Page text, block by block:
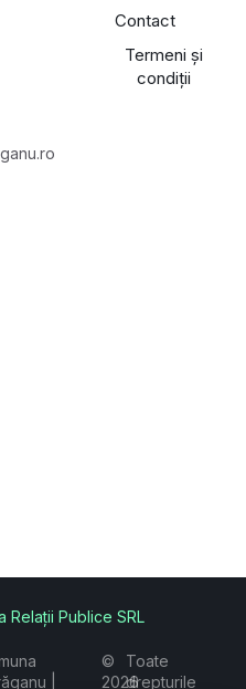
Contact
Termeni și
condiții
|
©
2026
Toate
drepturile
Relații Publice SRL